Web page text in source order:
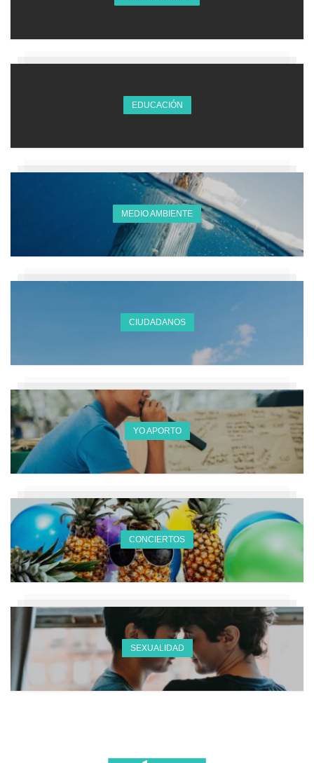
EDUCACIÓN
MEDIO AMBIENTE
CIUDADANOS
YO APORTO
CONCIERTOS
SEXUALIDAD